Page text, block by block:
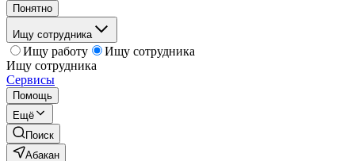
Понятно
Ищу сотрудника
Ищу работу
Ищу сотрудника
Ищу сотрудника
Сервисы
Помощь
Ещё
Поиск
Абакан